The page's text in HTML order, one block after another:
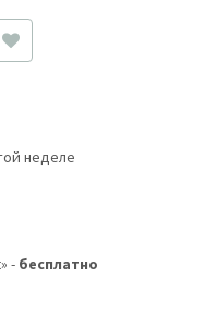
неделе
- бесплатно